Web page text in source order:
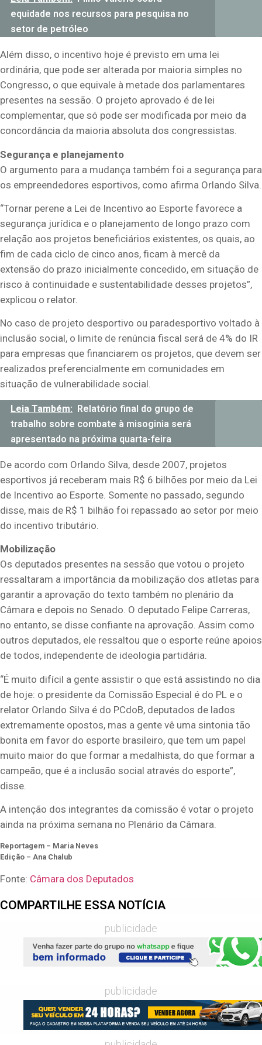
equidade nos recursos para pesquisa no
setor de petróleo
Além disso, o incentivo hoje é previsto em uma lei
ordinária, que pode ser alterada por maioria simples no
Congresso, o que equivale à metade dos parlamentares
presentes na sessão. O projeto aprovado é de lei
complementar, que só pode ser modificada por meio da
concordância da maioria absoluta dos congressistas.
Segurança e planejamento
O argumento para a mudança também foi a segurança para
os empreendedores esportivos, como afirma Orlando Silva.
“Tornar perene a Lei de Incentivo ao Esporte favorece a
segurança jurídica e o planejamento de longo prazo com
relação aos projetos beneficiários existentes, os quais, ao
fim de cada ciclo de cinco anos, ficam à mercê da
extensão do prazo inicialmente concedido, em situação de
risco à continuidade e sustentabilidade desses projetos”,
explicou o relator.
No caso de projeto desportivo ou paradesportivo voltado à
inclusão social, o limite de renúncia fiscal será de 4% do IR
para empresas que financiarem os projetos, que devem ser
realizados preferencialmente em comunidades em
situação de vulnerabilidade social.
Leia Também: Relatório final do grupo de
trabalho sobre combate à misoginia será
apresentado na próxima quarta-feira
De acordo com Orlando Silva, desde 2007, projetos
esportivos já receberam mais R$ 6 bilhões por meio da Lei
de Incentivo ao Esporte. Somente no passado, segundo
disse, mais de R$ 1 bilhão foi repassado ao setor por meio
do incentivo tributário.
Mobilização
Os deputados presentes na sessão que votou o projeto
ressaltaram a importância da mobilização dos atletas para
garantir a aprovação do texto também no plenário da
Câmara e depois no Senado. O deputado Felipe Carreras,
no entanto, se disse confiante na aprovação. Assim como
outros deputados, ele ressaltou que o esporte reúne apoios
de todos, independente de ideologia partidária.
“É muito difícil a gente assistir o que está assistindo no dia
de hoje: o presidente da Comissão Especial é do PL e o
relator Orlando Silva é do PCdoB, deputados de lados
extremamente opostos, mas a gente vê uma sintonia tão
bonita em favor do esporte brasileiro, que tem um papel
muito maior do que formar a medalhista, do que formar a
campeão, que é a inclusão social através do esporte”,
disse.
A intenção dos integrantes da comissão é votar o projeto
ainda na próxima semana no Plenário da Câmara.
Reportagem – Maria Neves
Edição – Ana Chalub
Fonte: Câmara dos Deputados
COMPARTILHE ESSA NOTÍCIA
publicidade
publicidade